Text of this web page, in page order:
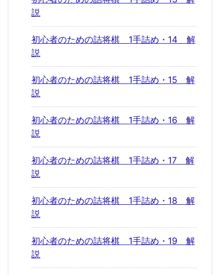
説
初心者のための詰将棋 1手詰め・14 解
説
初心者のための詰将棋 1手詰め・15 解
説
初心者のための詰将棋 1手詰め・16 解
説
初心者のための詰将棋 1手詰め・17 解
説
初心者のための詰将棋 1手詰め・18 解
説
初心者のための詰将棋 1手詰め・19 解
説